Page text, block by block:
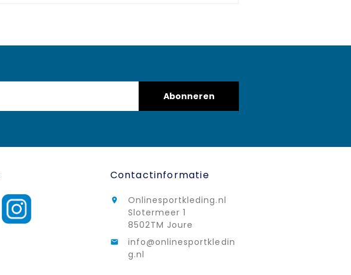
Abonneren
Contactinformatie

Onlinesportkleding.nl
Slotermeer 1
8502TM Joure

info@onlinesportkledin
g.nl